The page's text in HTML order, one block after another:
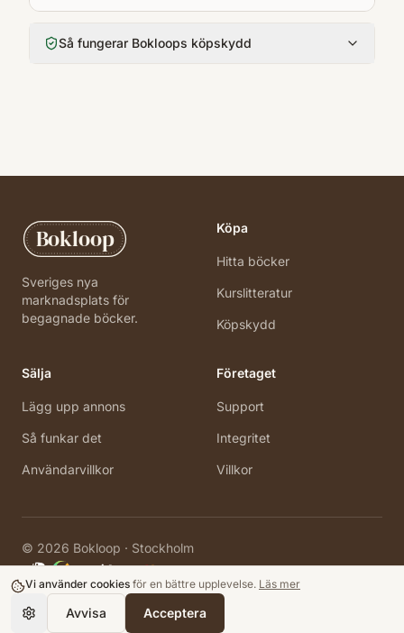
Så fungerar Bokloops köpskydd
Bokloop
Sveriges nya
marknadsplats för
begagnade böcker.
Köpa
Hitta böcker
Kurslitteratur
Köpskydd
Sälja
Lägg upp annons
Så funkar det
Användarvillkor
Företaget
Support
Integritet
Villkor
© 2026 Bokloop · Stockholm
Vi använder cookies för en bättre upplevelse. Läs mer
Avvisa Acceptera